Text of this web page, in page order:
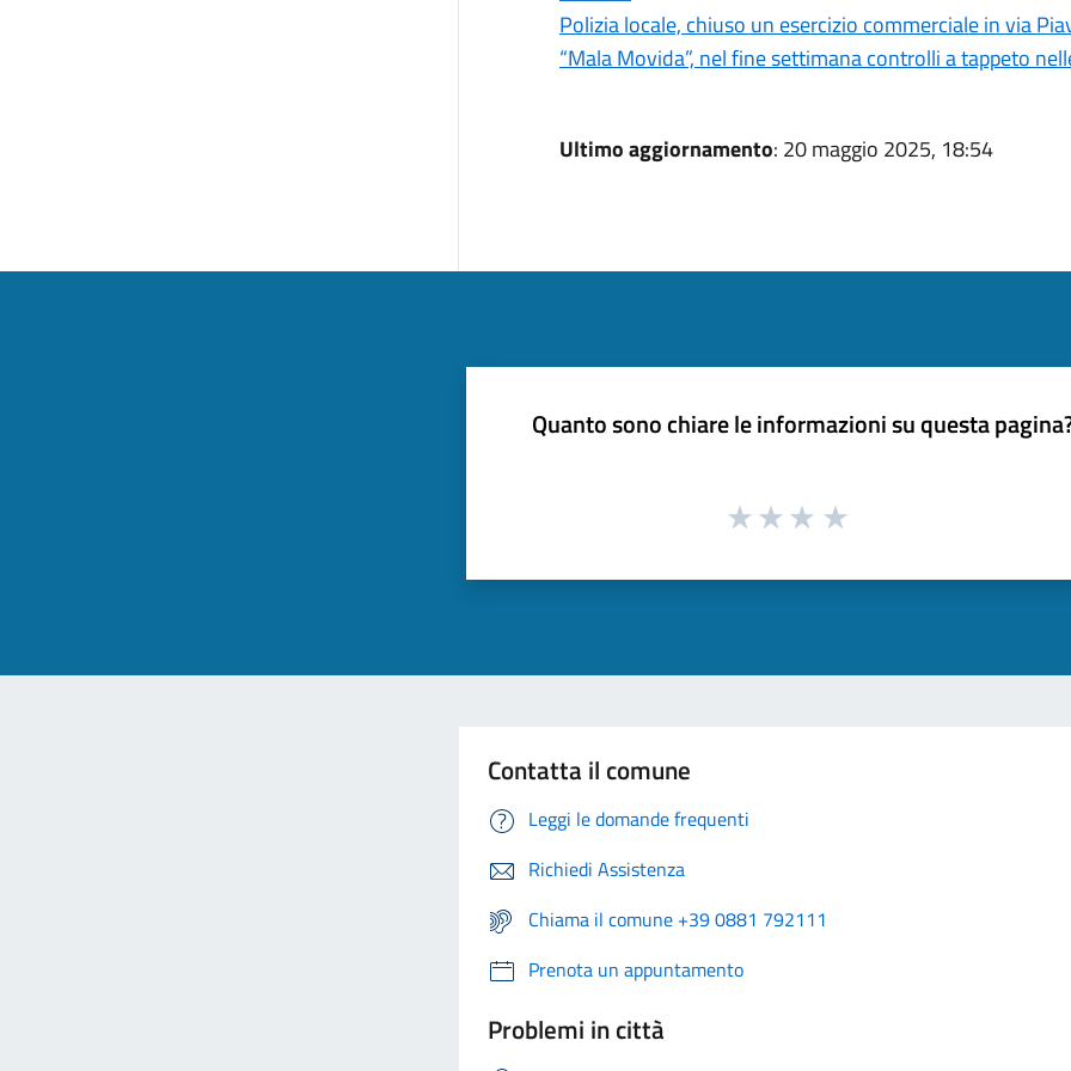
Polizia locale, chiuso un esercizio commerciale in via
“Mala Movida”, nel fine settimana controlli a tappeto
Ultimo aggiornamento: 20 maggio 2025, 18:54
Quanto sono chiare le informazioni su questa
Contatta il comune
Leggi le domande frequenti
Richiedi Assistenza
Chiama il comune +39 0881 792111
Prenota un appuntamento
Problemi in città